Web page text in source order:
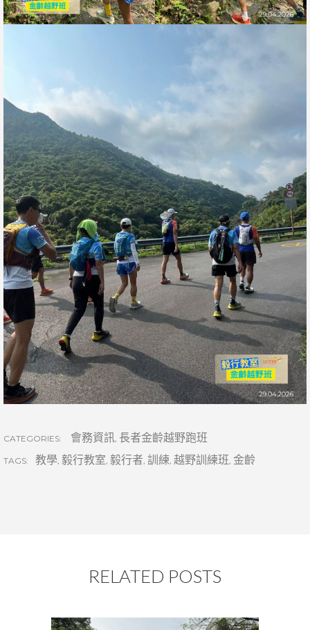
CATEGORIES: 會務資訊 長者金齡越野跑班
TAGS: 教學 毅行教室 毅行者 訓練 越野訓練班 金齡
RELATED POSTS